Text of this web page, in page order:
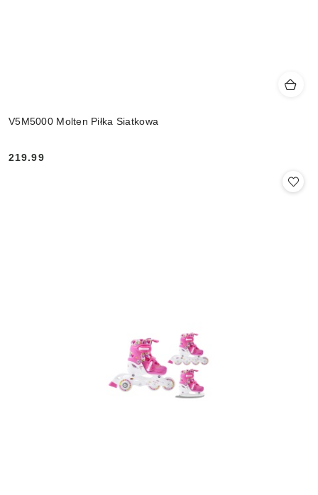
V5M5000 Molten Piłka Siatkowa
Cena:
219.99